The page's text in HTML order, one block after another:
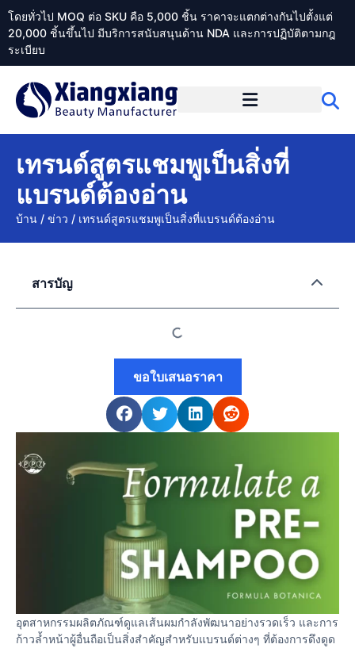
โดยทั่วไป MOQ ต่อ SKU คือ 5,000 ชิ้น ราคาจะแตกต่างกันไปตั้งแต่
20,000 ชิ้นขึ้นไป มีบริการสนับสนุนด้าน NDA และการปฏิบัติตามกฎ
ระเบียบ
เทรนด์สูตรแชมพูเป็นสิ่งที่
แบรนด์ต้องอ่าน
บ้าน / ข่าว / เทรนด์สูตรแชมพูเป็นสิ่งที่แบรนด์ต้องอ่าน
อุตสาหกรรมผลิตภัณฑ์ดูแลเส้นผมกำลังพัฒนาอย่างรวดเร็ว และการ
ก้าวล้ำหน้าผู้อื่นถือเป็นสิ่งสำคัญสำหรับแบรนด์ต่างๆ ที่ต้องการดึงดูด
สารบัญ
ขอใบเสนอราคา